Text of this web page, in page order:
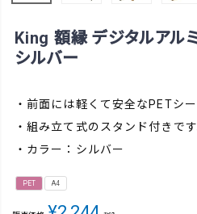
King 額縁 デジタルアル
シルバー
・前面には軽くて安全なPETシ
・組み立て式のスタンド付きです
・カラー：シルバー
PET A4